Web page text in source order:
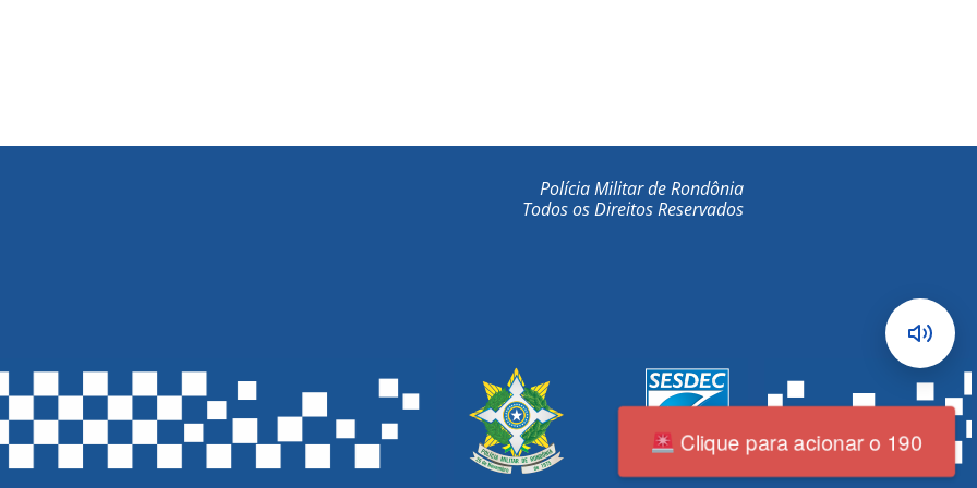
Polícia Militar de Rondônia
Todos os Direitos Reservados
Clique para acionar o 190